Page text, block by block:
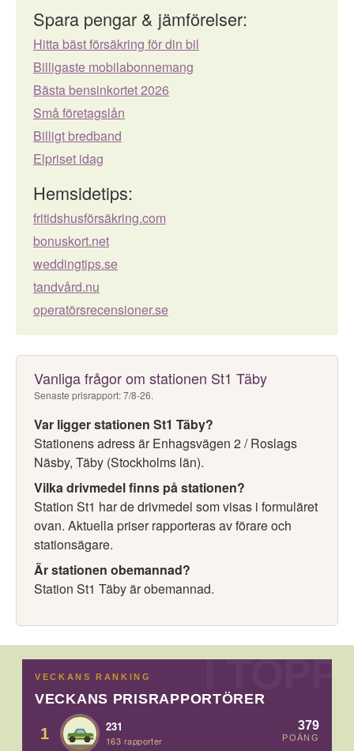
Spara pengar & jämförelser:
Hitta bäst försäkring för din bil
Billigaste mobilabonnemang
Bästa bensinkortet 2026
Små företagslån
Billigt bredband
Elpriset idag
Hemsidetips:
fritidshusförsäkring.com
bonuskort.net
weddingtips.se
tandvård.nu
operatörsrecensioner.se
Vanliga frågor om stationen St1 Täby
Senaste prisrapport: 7/8-26.
Var ligger stationen St1 Täby?
Stationens adress är Enhagsvägen 2 / Roslags
Näsby, Täby (Stockholms län).
Vilka drivmedel finns på stationen?
Station St1 har de drivmedel som visas i formuläret
ovan. Aktuella priser rapporteras av förare och
stationsägare.
Är stationen obemannad?
Station St1 Täby är obemannad.
VECKANS RANKING
VECKANS PRISRAPPORTÖRER
1 231
163 rapporter
379
POÄNG